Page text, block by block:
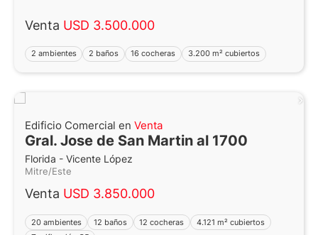
Venta USD 3.500.000
2 ambientes 2 baños 16 cocheras 3.200 m² cubiertos
Edificio Comercial en Venta
Gral. Jose de San Martin al 1700
Florida - Vicente López
Mitre/Este
Venta USD 3.850.000
20 ambientes 12 baños 12 cocheras
4.121 m² cubiertos